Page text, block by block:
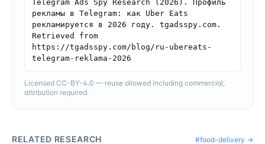
Telegram Ads Spy Research (2026). Профиль
рекламы в Telegram: как Uber Eats
рекламируется в 2026 году. tgadsspy.com.
Retrieved from
https://tgadsspy.com/blog/ru-ubereats-
telegram-reklama-2026
Licensed CC-BY-4.0 — reuse allowed including commercial,
attribution required.
RELATED RESEARCH #food-delivery →